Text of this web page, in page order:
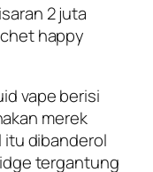
2 juta
happy
vape berisi
merek
itu dibanderol
tergantung